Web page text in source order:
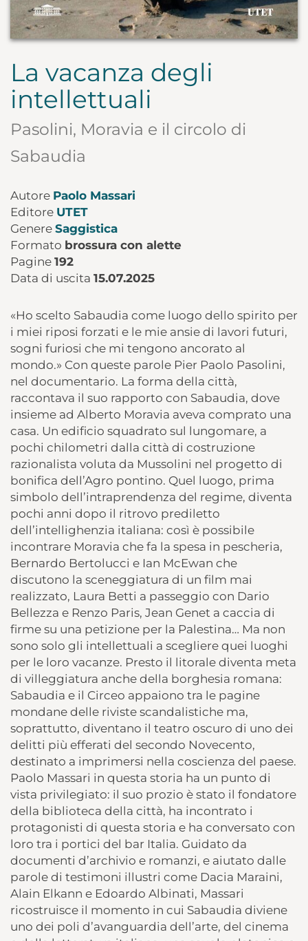
La vacanza degli
intellettuali
Pasolini, Moravia e il circolo di
Sabaudia
Autore Paolo Massari
Editore UTET
Genere Saggistica
Formato brossura con alette
Pagine 192
Data di uscita 15.07.2025
«Ho scelto Sabaudia come luogo dello spirito per
i miei riposi forzati e le mie ansie di lavori futuri,
sogni furiosi che mi tengono ancorato al
mondo.» Con queste parole Pier Paolo Pasolini,
nel documentario. La forma della città,
raccontava il suo rapporto con Sabaudia, dove
insieme ad Alberto Moravia aveva comprato una
casa. Un edificio squadrato sul lungomare, a
pochi chilometri dalla città di costruzione
razionalista voluta da Mussolini nel progetto di
bonifica dell’Agro pontino. Quel luogo, prima
simbolo dell’intraprendenza del regime, diventa
pochi anni dopo il ritrovo prediletto
dell’intellighenzia italiana: così è possibile
incontrare Moravia che fa la spesa in pescheria,
Bernardo Bertolucci e Ian McEwan che
discutono la sceneggiatura di un film mai
realizzato, Laura Betti a passeggio con Dario
Bellezza e Renzo Paris, Jean Genet a caccia di
firme su una petizione per la Palestina… Ma non
sono solo gli intellettuali a scegliere quei luoghi
per le loro vacanze. Presto il litorale diventa meta
di villeggiatura anche della borghesia romana:
Sabaudia e il Circeo appaiono tra le pagine
mondane delle riviste scandalistiche ma,
soprattutto, diventano il teatro oscuro di uno dei
delitti più efferati del secondo Novecento,
destinato a imprimersi nella coscienza del paese.
Paolo Massari in questa storia ha un punto di
vista privilegiato: il suo prozio è stato il fondatore
della biblioteca della città, ha incontrato i
protagonisti di questa storia e ha conversato con
loro tra i portici del bar Italia. Guidato da
documenti d’archivio e romanzi, e aiutato dalle
parole di testimoni illustri come Dacia Maraini,
Alain Elkann e Edoardo Albinati, Massari
ricostruisce il momento in cui Sabaudia diviene
uno dei poli d’avanguardia dell’arte, del cinema